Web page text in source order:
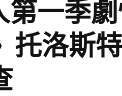
第一季
托洛斯